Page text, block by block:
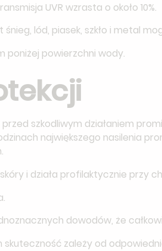
UVR wzrasta o około 10%.
lód, piasek, szkło i metal
poniżej powierzchni wody.
szkodliwym działaniem
największego nasilenia
i działa profilaktycznie przy
dowodów, że
zależy od